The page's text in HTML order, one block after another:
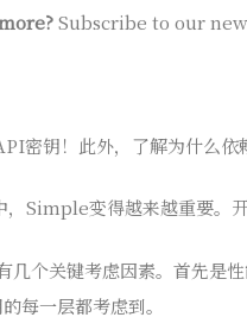
Subscribe to our
密钥！此外，了解为什么依
，Simple变得越来越重要。
几个关键考虑因素。首先是
每一层都考虑到。